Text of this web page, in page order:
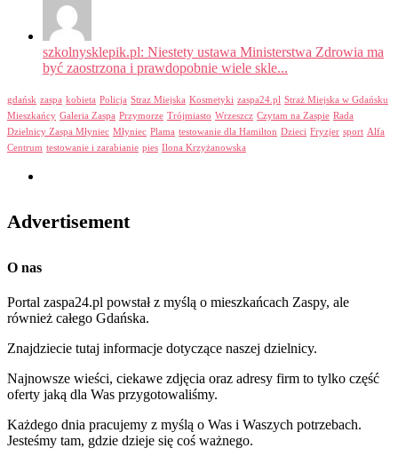
szkolnysklepik.pl: Niestety ustawa Ministerstwa Zdrowia ma
być zaostrzona i prawdopobnie wiele skle...
gdańsk zaspa kobieta Policja Straz Miejska Kosmetyki zaspa24.pl Straż Miejska w Gdańsku
Mieszkańcy Galeria Zaspa Przymorze Trójmiasto Wrzeszcz Czytam na Zaspie Rada
Dzielnicy Zaspa Młyniec Młyniec Plama testowanie dla Hamilton Dzieci Fryzjer sport Alfa
Centrum testowanie i zarabianie pies Ilona Krzyżanowska
Advertisement
O nas
Portal zaspa24.pl powstał z myślą o mieszkańcach Zaspy, ale
również całego Gdańska.
Znajdziecie tutaj informacje dotyczące naszej dzielnicy.
Najnowsze wieści, ciekawe zdjęcia oraz adresy firm to tylko część
oferty jaką dla Was przygotowaliśmy.
Każdego dnia pracujemy z myślą o Was i Waszych potrzebach.
Jesteśmy tam, gdzie dzieje się coś ważnego.